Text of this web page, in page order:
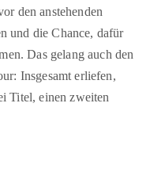
den anstehenden
und die Chance, dafür
Das gelang auch den
Insgesamt erliefen,
Titel, einen zweiten